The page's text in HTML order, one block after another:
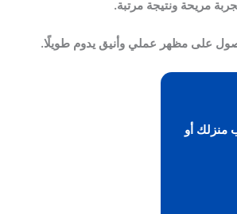
مريحة ونتيجة مرتبة.
على مظهر عملي وأنيق يدوم طويلًا.
منزلك أو